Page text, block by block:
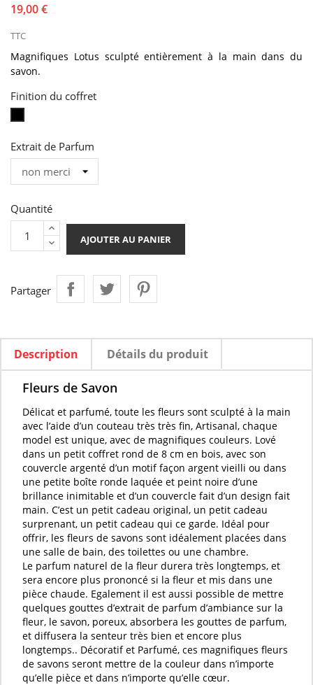
19,00 €
TTC
Magnifiques Lotus sculptéentièrement à la main dans du
savon.
Finition du coffret
Extrait de Parfum
Quantité
AJOUTER AU PANIER
Partager
Description Détails du produit
Fleurs de Savon
Délicat et parfumé, toute les fleurs sont sculpté à la main
avec l’aide d’un couteau très très fin, Artisanal, chaque
model est unique, avec de magnifiques couleurs. Lové
dans un petit coffret rond de 8 cm en bois, avec son
couvercle argenté d’un motif façon argent vieilli ou dans
une petite boîte ronde laquée et peint noire d’une
brillance inimitable et d’un couvercle fait d’un design fait
main. C’est un petit cadeau original, un petit cadeau
surprenant, un petit cadeau qui ce garde. Idéal pour
offrir, les fleurs de savons sont idéalement placées dans
une salle de bain, des toilettes ou une chambre.
Le parfum naturel de la fleur durera très longtemps, et
sera encore plus prononcé si la fleur et mis dans une
pièce chaude. Egalement il est aussi possible de mettre
quelques gouttes d’extrait de parfum d’ambiance sur la
fleur, le savon, poreux, absorbera les gouttes de parfum,
et diffusera la senteur très bien et encore plus
longtemps.. Décoratif et Parfumé, ces magnifiques fleurs
de savons seront mettre de la couleur dans n’importe
qu’elle pièce et dans n’importe qu’elle cœur.